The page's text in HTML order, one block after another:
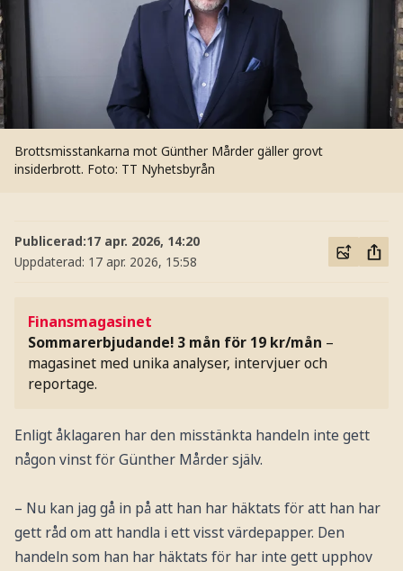
Brottsmisstankarna mot Günther Mårder gäller grovt
insiderbrott. Foto: TT Nyhetsbyrån
Publicerad:17 apr. 2026, 14:20
Uppdaterad: 17 apr. 2026, 15:58
Finansmagasinet
Sommarerbjudande! 3 mån för 19 kr/mån –
magasinet med unika analyser, intervjuer och
reportage.
Enligt åklagaren har den misstänkta handeln inte gett
någon vinst för Günther Mårder själv.
– Nu kan jag gå in på att han har häktats för att han har
gett råd om att handla i ett visst värdepapper. Den
handeln som han har häktats för har inte gett upphov